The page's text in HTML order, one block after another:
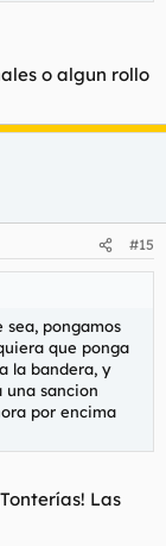
o algun rollo
#15
pongamos
que ponga
la bandera, y
una sancion
por encima
Las